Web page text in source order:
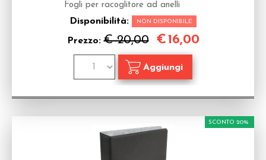
Fogli per racoglitore ad anelli
Disponibilità: NON DISPONIBILE
Prezzo:€ 20,00 €16,00
SCONTO 20%